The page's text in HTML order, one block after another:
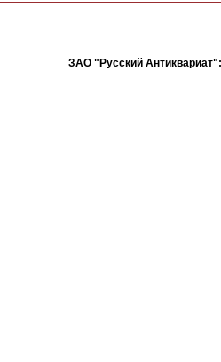
ЗАО "Русский Антиквариат":